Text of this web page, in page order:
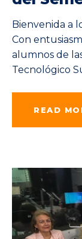
Bienvenida a
Con
alumnos de
Tecnológico
READ